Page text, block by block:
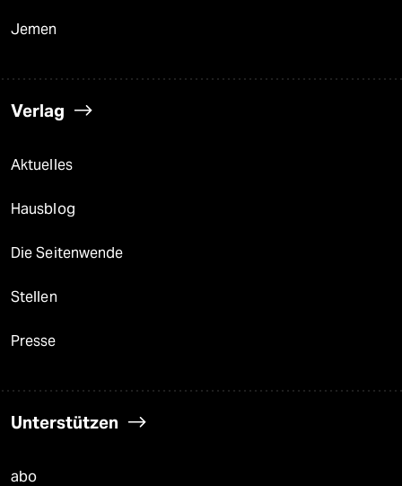
Jemen
Verlag
Aktuelles
Hausblog
Die Seitenwende
Stellen
Presse
Unterstützen
abo